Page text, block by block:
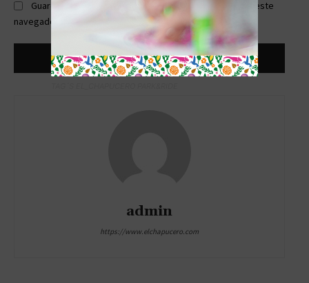
Guardar mi nombre, correo electrónico y sitio web en este
navegador la próxima vez que comente.
admin
https://www.elchapucero.com